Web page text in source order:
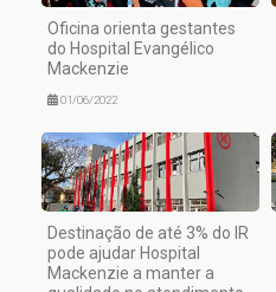
Oficina orienta gestantes
do Hospital Evangélico
Mackenzie
01/06/2022
Destinação de até 3% do IR
pode ajudar Hospital
Mackenzie a manter a